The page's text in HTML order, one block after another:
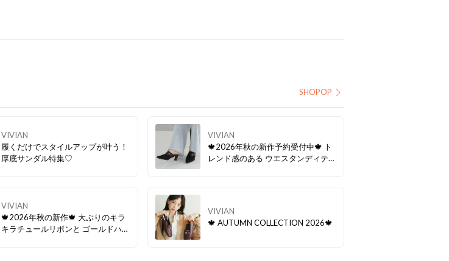
SHOPOP
VIVIAN
履くだけでスタイルアップが叶う！
厚底サンダル特集♡
VIVIAN
🍁2026年秋の新作予約受付中🍁 ト
レンド感のある ウエスタンディテー
旬なスタイリングが完成✨
VIVIAN
🍁2026年秋の新作🍁 大ぶりのキラ
キラチュールリボンと ゴールドハー
VIVIAN
🍁 AUTUMN COLLECTION 2026🍁